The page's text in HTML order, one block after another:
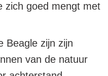
zich goed mengt met
Beagle zijn zijn
van de natuur